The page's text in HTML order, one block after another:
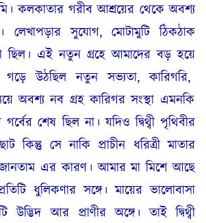
কলকাতার গরীব আশ্রয়ের থেকে অবশ্য
লেখাপড়ার সুযোগ, মোটামুটি ঠিকঠাক
ছিল। এই নতুন গ্রহে আমাদের বড় হয়ে
গড়ে উঠছিল নতুন সভ্যতা, কারিগরি,
অবশ্য নব গ্রহ কারিগর সংস্থা এমনকি
শেষ ছিল না। যদিও দ্বিথ্বী পৃথিবীর
কিন্তু সে নাকি প্রাচীন ধরিত্রী মাতার
এর কারণ। আমার মা মিশে আছে
ধুলিকণার সঙ্গে। মায়ের ভালোবাসা
উদ্ভিদ আর প্রাণীর অঙ্গে। তাই দ্বিথ্বী